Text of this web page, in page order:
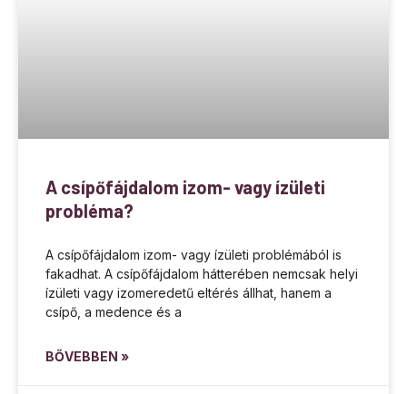
A csípőfájdalom izom- vagy ízületi
probléma?
A csípőfájdalom izom- vagy ízületi problémából is
fakadhat. A csípőfájdalom hátterében nemcsak helyi
ízületi vagy izomeredetű eltérés állhat, hanem a
csípő, a medence és a
BŐVEBBEN »